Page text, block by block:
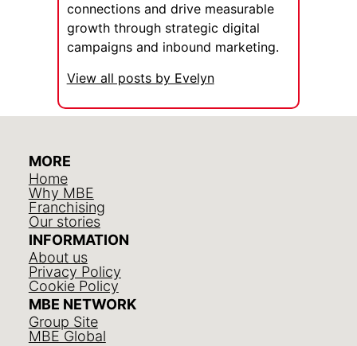
connections and drive measurable
growth through strategic digital
campaigns and inbound marketing.
View all posts by Evelyn
MORE
Home
Why MBE
Franchising
Our stories
INFORMATION
About us
Privacy Policy
Cookie Policy
MBE NETWORK
Group Site
MBE Global